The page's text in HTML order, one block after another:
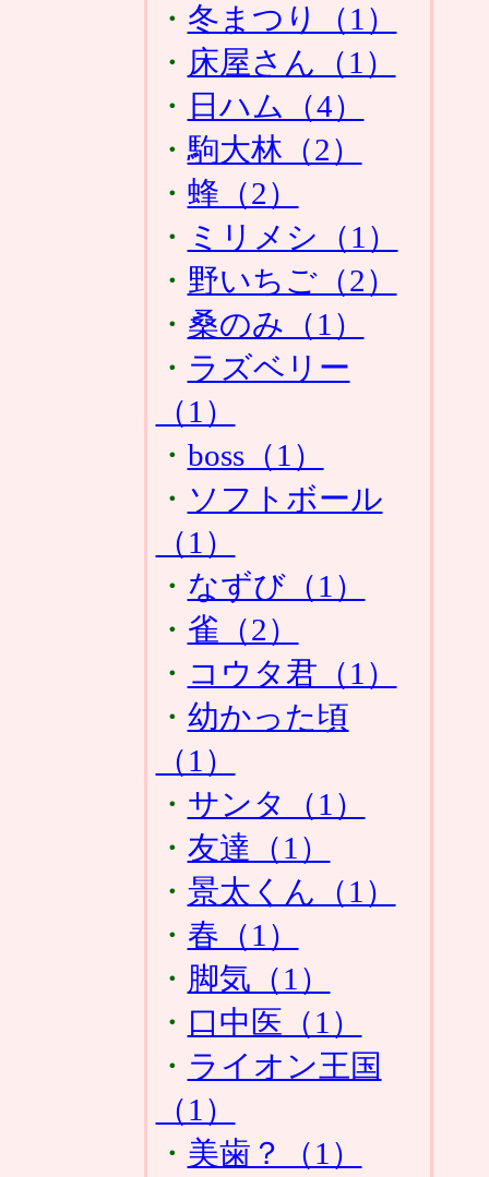
・ 冬まつり（1）
・ 床屋さん（1）
・ 日ハム（4）
・駒大林（2）
・ 蜂（2）
・ ミリメシ（1）
・ 野いちご（2）
・ 桑のみ（1）
・ ラズベリー
（1）
・ boss（1）
・ ソフトボール
（1）
・ なずび（1）
・ 雀（2）
・ コウタ君（1）
・ 幼かった頃
（1）
・ サンタ（1）
・ 友達（1）
・ 景太くん（1）
・ 春（1）
・ 脚気（1）
・ 口中医（1）
・ ライオン王国
（1）
・ 美歯？（1）